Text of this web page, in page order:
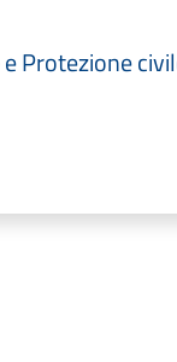
Protezione